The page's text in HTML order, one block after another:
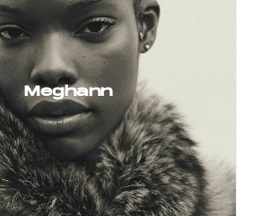
Meghann